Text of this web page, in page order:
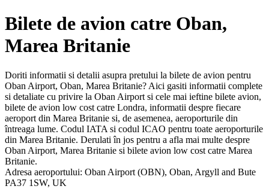
Bilete de avion catre Oban,
Marea Britanie
Doriti informatii si detalii asupra pretului la bilete de avion pentru
Oban Airport, Oban, Marea Britanie? Aici gasiti informatii complete
si detaliate cu privire la Oban Airport si cele mai ieftine bilete avion,
bilete de avion low cost catre Londra, informatii despre fiecare
aeroport din Marea Britanie si, de asemenea, aeroporturile din
întreaga lume. Codul IATA si codul ICAO pentru toate aeroporturile
din Marea Britanie. Derulati în jos pentru a afla mai multe despre
Oban Airport, Marea Britanie si bilete avion low cost catre Marea
Britanie.
Adresa aeroportului: Oban Airport (OBN), Oban, Argyll and Bute
PA37 1SW, UK